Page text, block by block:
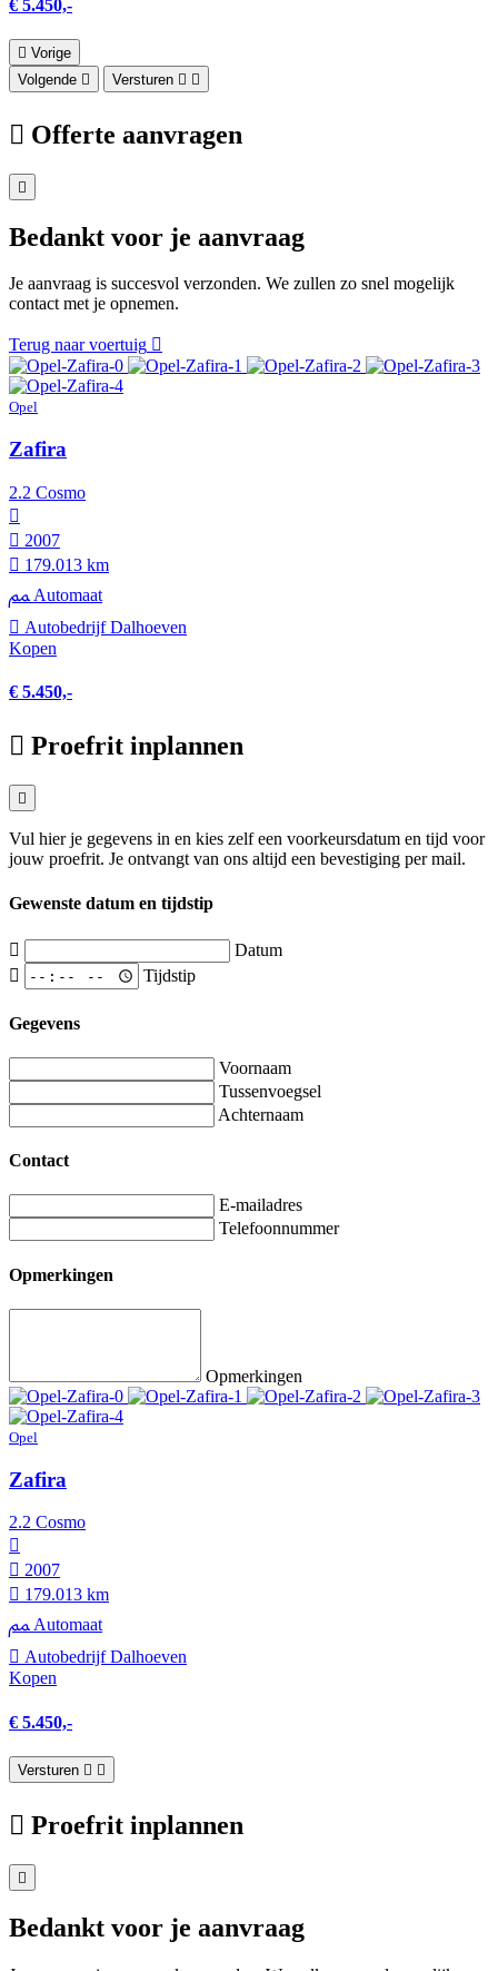
€ 5.450,-
Vorige
Volgende
Versturen
Offerte aanvragen
Bedankt voor je aanvraag
Je aanvraag is succesvol verzonden. We zullen zo snel mogelijk
contact met je opnemen.
Terug naar voertuig
Opel
Zafira
2.2 Cosmo
2007
179.013 km
Automaat
Autobedrijf Dalhoeven
Kopen
€ 5.450,-
Proefrit inplannen
Vul hier je gegevens in en kies zelf een voorkeursdatum en tijd voor
jouw proefrit. Je ontvangt van ons altijd een bevestiging per mail.
Gewenste datum en tijdstip
Datum
Tijdstip
Gegevens
Voornaam
Tussenvoegsel
Achternaam
Contact
E-mailadres
Telefoonnummer
Opmerkingen
Opmerkingen
Opel
Zafira
2.2 Cosmo
2007
179.013 km
Automaat
Autobedrijf Dalhoeven
Kopen
€ 5.450,-
Versturen
Proefrit inplannen
Bedankt voor je aanvraag